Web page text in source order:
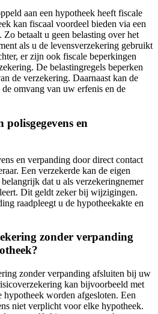
aan een hypotheek heeft fiscale
kan fiscaal voordeel bieden via een
betaalt u geen belasting over het
als u de levensverzekering gebruikt
er zijn ook fiscale beperkingen
De belastingregels beperken
de verzekering. Daarnaast kan de
omvang van uw erfenis en de
en
en verpanding door direct contact
Een verzekerde kan de eigen
dat u als verzekeringnemer
Dit geldt zeker bij wijzigingen.
raadpleegt u de hypotheekakte en
zonder verpanding
zonder verpanding afsluiten bij uw
kan bijvoorbeeld met
hypotheek worden afgesloten. Een
niet verplicht voor elke hypotheek.